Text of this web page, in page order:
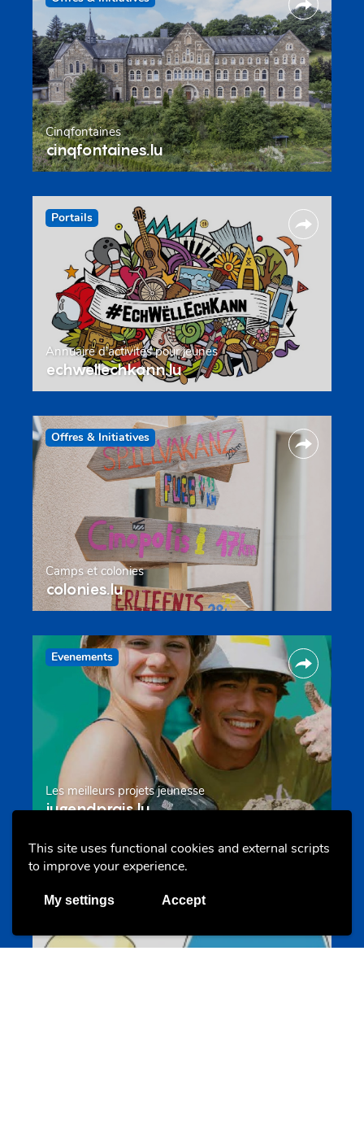
This site uses functional cookies and external scripts
to improve your experience.
My settings Accept
Cinqfontaines
cinqfontaines.lu
Portails
Annuaire d’activités pour jeunes
echwellechkann.lu
Offres & Initiatives
Camps et colonies
colonies.lu
Evenements
Les meilleurs projets jeunesse
jugendprais.lu
Offres & Initiatives